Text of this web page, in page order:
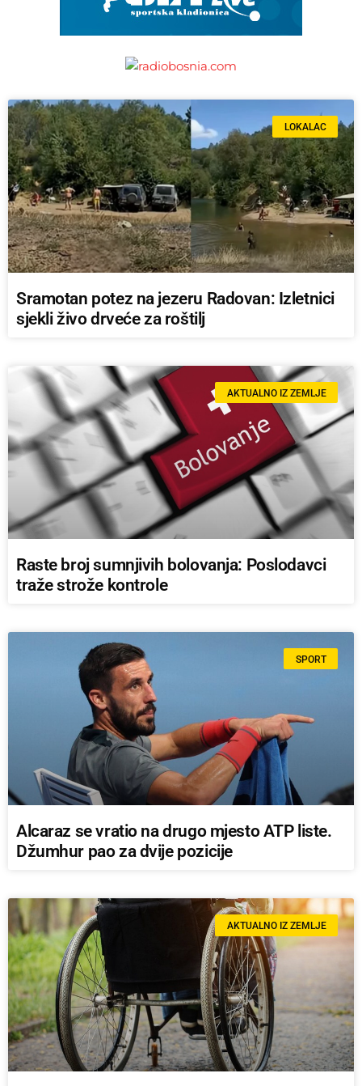
LOKALAC
Sramotan potez na jezeru Radovan: Izletnici
sjekli živo drveće za roštilj
AKTUALNO IZ ZEMLJE
Raste broj sumnjivih bolovanja: Poslodavci
traže strože kontrole
SPORT
Alcaraz se vratio na drugo mjesto ATP liste.
Džumhur pao za dvije pozicije
AKTUALNO IZ ZEMLJE